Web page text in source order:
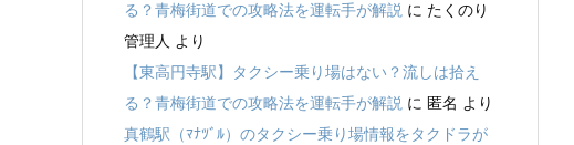
る？青梅街道での攻略法を運転手が解説 に たくのり
管理人 より
【東高円寺駅】タクシー乗り場はない？流しは拾え
る？青梅街道での攻略法を運転手が解説 に 匿名 より
真鶴駅（ﾏﾅﾂﾞﾙ）のタクシー乗り場情報をタクドラが